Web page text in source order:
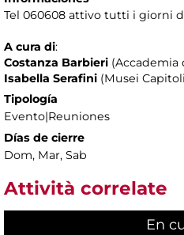
Tel 060608 attivo tutti i giorni
A cura di:
Costanza Barbieri (Accademia
Isabella Serafini (Musei
Tipología
Evento|Reuniones
Días de cierre
Dom, Mar, Sab
Attività correlate
En